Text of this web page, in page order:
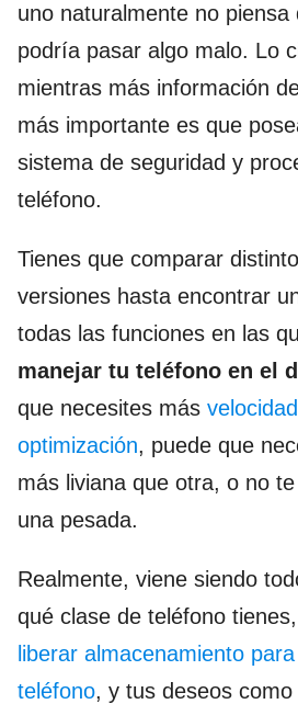
uno naturalmente no piensa
podría pasar algo malo. Lo
mientras más información
más importante es que
sistema de seguridad y
teléfono.
Tienes que comparar
versiones hasta encontrar
todas las funciones en las
manejar tu teléfono en el
que necesites más
optimización, puede que
más liviana que otra, o no
una pesada.
Realmente, viene siendo
qué clase de teléfono
liberar almacenamiento
teléfono, y tus deseos